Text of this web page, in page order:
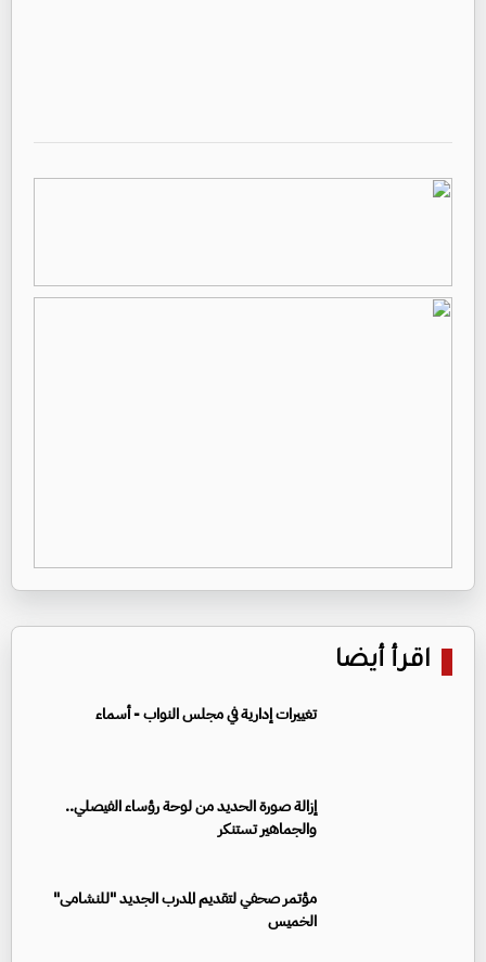
اقرأ أيضا
تغييرات إدارية في مجلس النواب - أسماء
إزالة صورة الحديد من لوحة رؤساء الفيصلي..
والجماهير تستنكر
مؤتمر صحفي لتقديم المدرب الجديد "للنشامى"
الخميس